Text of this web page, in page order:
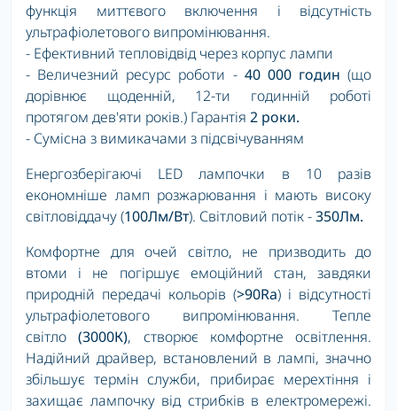
функція миттєвого включення і відсутність
ультрафіолетового випромінювання.
- Ефективний тепловідвід через корпус лампи
- Величезний ресурс роботи - 40 000 годин (що
дорівнює щоденній, 12-ти годинній роботі
протягом дев'яти років.) Гарантія 2 роки.
- Сумісна з вимикачами з підсвічуванням
Енергозберігаючі LED лампочки в 10 разів
економніше ламп розжарювання і мають високу
світловіддачу (100Лм/Вт). Світловий потік -350Лм.
Комфортне для очей світло, не призводить до
втоми і не погіршує емоційний стан, завдяки
природній передачі кольорів (>90Ra) і відсутності
ультрафіолетового випромінювання. Тепле
світло(3000К), створює комфортне освітлення.
Надійний драйвер, встановлений в лампі, значно
збільшує термін служби, прибирає мерехтіння і
захищає лампочку від стрибків в електромережі.